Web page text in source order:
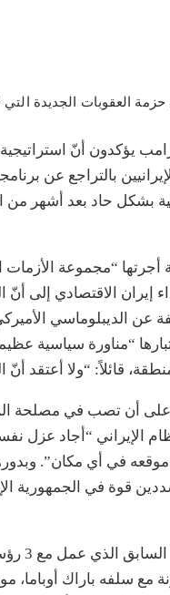
العقوبات الجديدة التي
يؤكدون أنّ استراتيجية
بالتراجع عن
بشكل حاد بعد أشهر من
“مجموعة الأزمات
جُمعت على مدى 4 عقود لأداء إيران
عن الديبلوماسي
“مناورة سياسية
قائلاً: “ولا أعتقد
أن تصب في مصلحة
الإيراني “أجاد عزل
موقعه في أي مكان”.
قوة في الجمهورية
وفي
مع سلفه باراك أوباما،